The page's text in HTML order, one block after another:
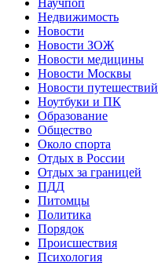
Недвижимость
Новости
Новости ЗОЖ
Новости медицины
Новости Москвы
Новости путешествий
Ноутбуки и ПК
Образование
Общество
Около спорта
Отдых в России
Отдых за границей
ПДД
Питомцы
Политика
Порядок
Происшествия
Психология